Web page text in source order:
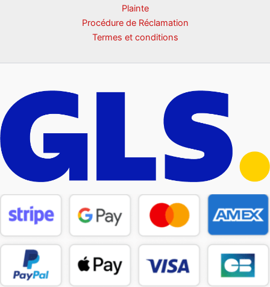
Plainte
Procédure de Réclamation
Termes et conditions